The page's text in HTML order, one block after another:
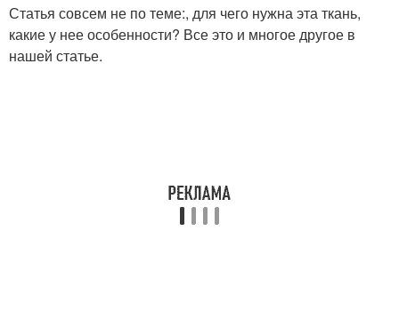
Статья совсем не по теме:, для чего нужна эта ткань,
какие у нее особенности? Все это и многое другое в
нашей статье.